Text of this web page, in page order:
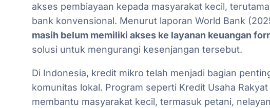
akses pembiayaan kepada masyarakat kecil,
bank konvensional. Menurut laporan World Bank
masih belum memiliki akses ke layanan keuangan
solusi untuk mengurangi kesenjangan tersebut.
Di Indonesia, kredit mikro telah menjadi bagian
komunitas lokal. Program seperti Kredit Usaha
membantu masyarakat kecil, termasuk petani,